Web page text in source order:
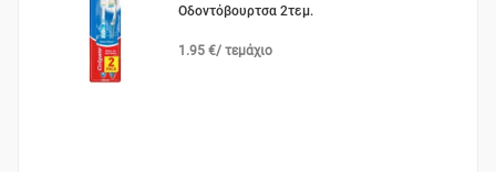
Οδοντόβουρτσα 2τεμ.
1.95 €/ τεμάχιο